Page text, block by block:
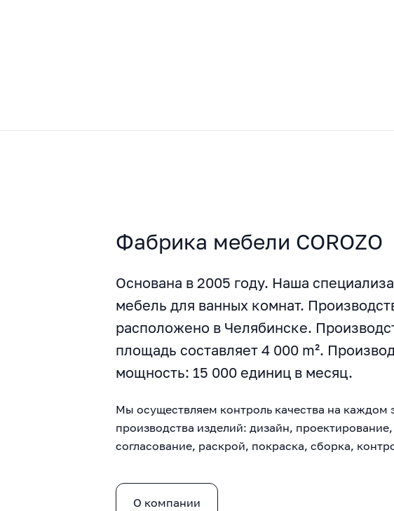
Фабрика мебели COROZO
Основана в 2005 году. Наша
мебель для ванных комнат.
расположено в Челябинске.
площадь составляет 4 000 m².
мощность: 15 000 единиц в месяц.
Мы осуществляем контроль качества на каждом
производства изделий: дизайн, проектирование,
согласование, раскрой, покраска, сборка,
О компании